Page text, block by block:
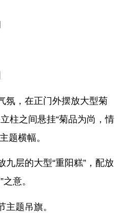
氛，在正门外摆放大型菊
柱之间悬挂“菊品为尚，情
题横幅。
九层的大型“重阳糕”，配放
意。
题吊旗。